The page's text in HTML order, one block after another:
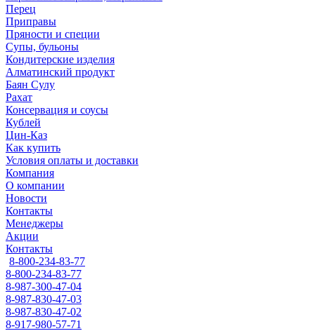
Перец
Приправы
Пряности и специи
Супы, бульоны
Кондитерские изделия
Алматинский продукт
Баян Сулу
Рахат
Консервация и соусы
Кублей
Цин-Каз
Как купить
Условия оплаты и доставки
Компания
О компании
Новости
Контакты
Менеджеры
Акции
Контакты
8-800-234-83-77
8-800-234-83-77
8-987-300-47-04
8-987-830-47-03
8-987-830-47-02
8-917-980-57-71